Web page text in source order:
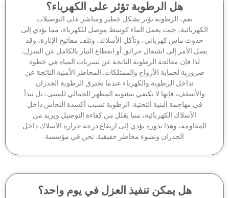
هل الرطوبة تؤثر على الكهرباء؟
نعم، الرطوبة تؤثر بشكل خطير ومباشر على التوصيلات
حيث يعمل الماء كوسط موصل للكهرباء، مما يؤدي إلى
حدوث ماس كهربائي، وتآكل الأسلاك، وتلف مفاتيح الإنارة، وقد
الأمر إلى اشتعال حرائق أو انقطاع التيار بالكامل عن المنزل،
لذا فإن معالجة الرطوبة الناتجة عن تسربات المياه هي خطوة
لحماية الأرواح والممتلكات. المخاطر الأمنية الناتجة عن
تداخل الرطوبة والكهرباء عندما تخترق الرطوبة الجدران
فإنها لا تكتفي بتشويه المظهر الجمالي للمبنى، بل تبدأ
في مهاجمة البنية التحتية. الرطوبة تسبب أكسدة النحاس داخل
الأسلاك الكهربائية، مما يقلل من كفاءة التوصيل ويزيد من
وهذا بدوره يؤدي إلى ارتفاع درجة حرارة الأسلاك داخل
الجدران ونشوء مخاطر حقيقية. نحن في مؤسسة
هل يمكن تنفيذ العزل في يوم واحد؟